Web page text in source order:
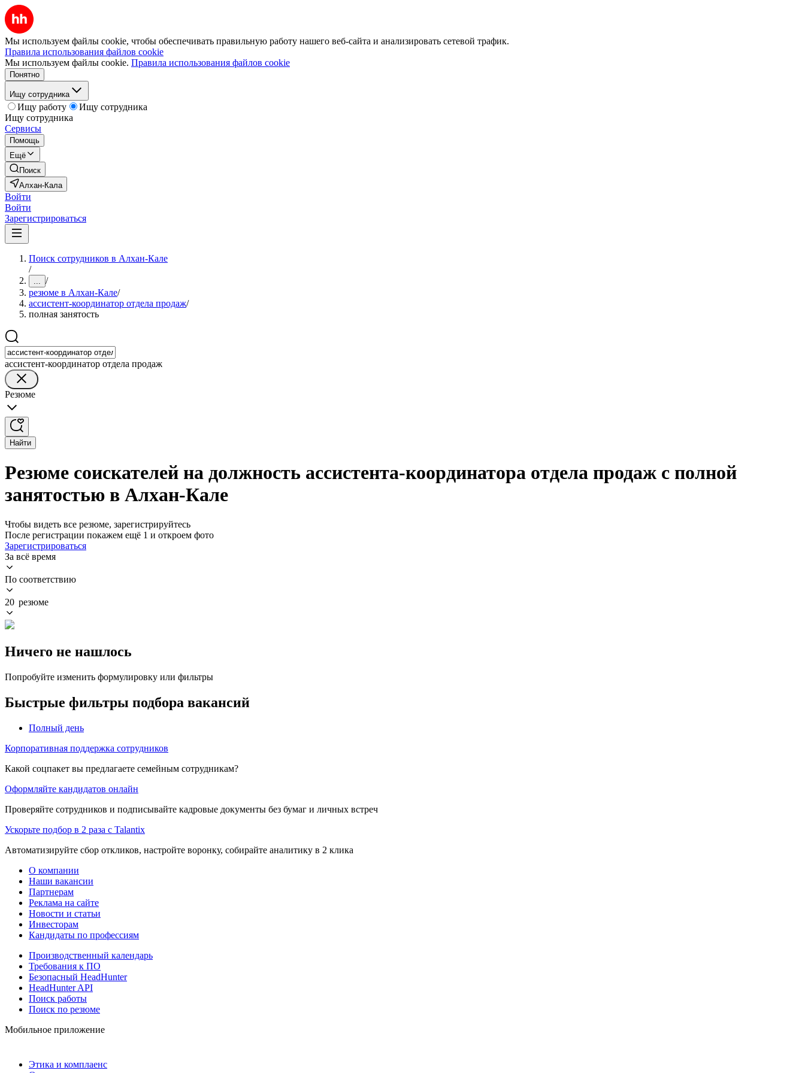
Мы используем файлы cookie, чтобы обеспечивать правильную работу нашего веб-сайта и анализировать сетевой трафик.
Правила использования файлов cookie
Мы используем файлы cookie. Правила использования файлов cookie
Понятно
Ищу сотрудника
Ищу работу
Ищу сотрудника
Ищу сотрудника
Сервисы
Помощь
Ещё
Поиск
Алхан-Кала
Войти
Войти
Зарегистрироваться
Поиск сотрудников в Алхан-Кале
/
... /
резюме в Алхан-Кале/
ассистент-координатор отдела продаж/
полная занятость
ассистент-координатор отдела продаж
Резюме
Найти
Резюме соискателей на должность ассистента-координатора отдела продаж с полной
занятостью в Алхан-Кале
Чтобы видеть все резюме, зарегистрируйтесь
После регистрации покажем ещё 1 и откроем фото
Зарегистрироваться
За всё время
По соответствию
20 резюме
Ничего не нашлось
Попробуйте изменить формулировку или фильтры
Быстрые фильтры подбора вакансий
Полный день
Корпоративная поддержка сотрудников
Какой соцпакет вы предлагаете семейным сотрудникам?
Оформляйте кандидатов онлайн
Проверяйте сотрудников и подписывайте кадровые документы без бумаг и личных встреч
Ускорьте подбор в 2 раза с Talantix
Автоматизируйте сбор откликов, настройте воронку, собирайте аналитику в 2 клика
О компании
Наши вакансии
Партнерам
Реклама на сайте
Новости и статьи
Инвесторам
Кандидаты по профессиям
Производственный календарь
Требования к ПО
Безопасный HeadHunter
HeadHunter API
Поиск работы
Поиск по резюме
Мобильное приложение
Этика и комплаенс